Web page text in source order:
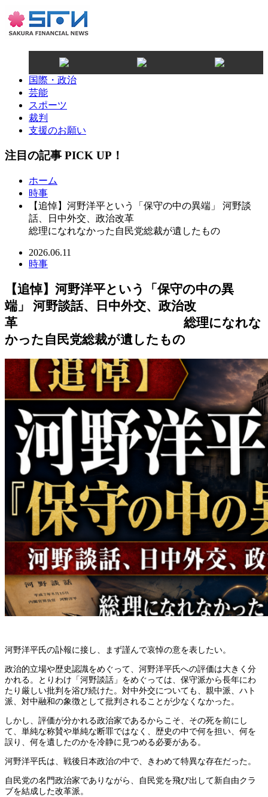
国際・政治
芸能
スポーツ
裁判
支援のお願い
注目の記事 PICK UP！
ホーム
時事
【追悼】河野洋平という「保守の中の異端」 河野談
話、日中外交、政治改革
総理になれなかった自民党総裁が遺したもの
2026.06.11
時事
【追悼】河野洋平という「保守の中の異
端」 河野談話、日中外交、政治改
革 総理になれな
かった自民党総裁が遺したもの
河野洋平氏の訃報に接し、まず謹んで哀悼の意を表したい。
政治的立場や歴史認識をめぐって、河野洋平氏への評価は大きく分
かれる。とりわけ「河野談話」をめぐっては、保守派から長年にわ
たり厳しい批判を浴び続けた。対中外交についても、親中派、ハト
派、対中融和の象徴として批判されることが少なくなかった。
しかし、評価が分かれる政治家であるからこそ、その死を前にし
て、単純な称賛や単純な断罪ではなく、歴史の中で何を担い、何を
誤り、何を遺したのかを冷静に見つめる必要がある。
河野洋平氏は、戦後日本政治の中で、きわめて特異な存在だった。
自民党の名門政治家でありながら、自民党を飛び出して新自由クラ
ブを結成した改革派。